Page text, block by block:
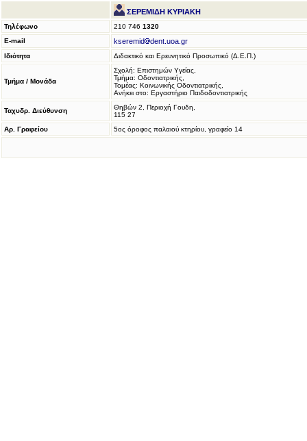
ΣΕΡΕΜΙΔΗ ΚΥΡΙΑΚΗ
Τηλέφωνο 210 746 1320
E-mail
kseremid dent.uoa.gr
Ιδιότητα Διδακτικό και Ερευνητικό Προσωπικό (Δ.Ε.Π.)
Τμήμα / Μονάδα
Σχολή: Επιστημών Υγείας,
Τμήμα: Οδοντιατρικής,
Τομέας: Κοινωνικής Οδοντιατρικής,
Ανήκει στο: Εργαστήριο Παιδοδοντιατρικής
Ταχυδρ. Διεύθυνση
Θηβών 2, Περιοχή Γουδη,
115 27
Αρ. Γραφείου
5ος όροφος παλαιού κτηρίου, γραφείο 14